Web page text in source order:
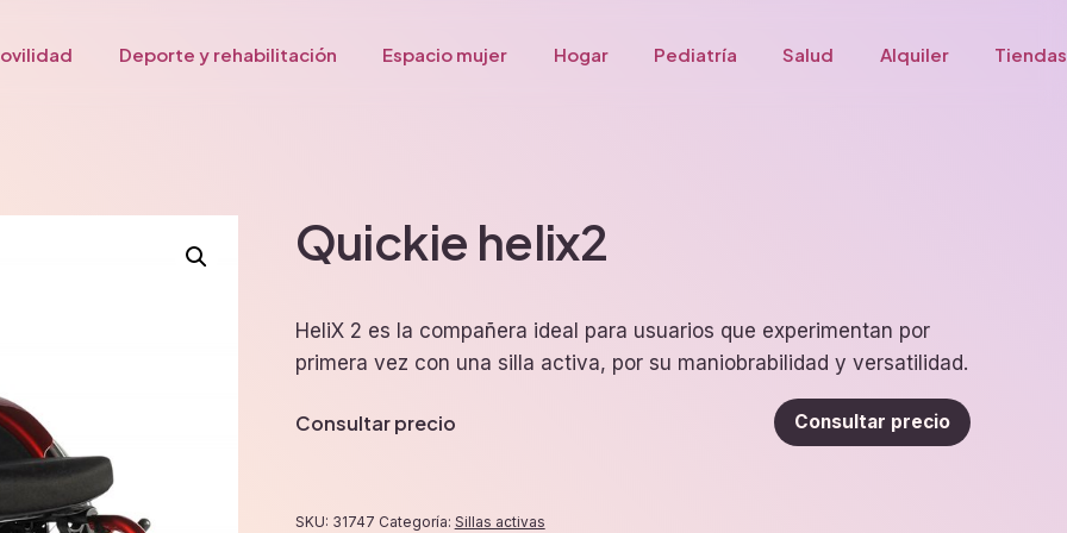
Deporte y rehabilitación Espacio mujer Hogar Pediatría Salud Alquiler Tiendas
Quickie helix2
HeliX 2 es la compañera ideal para usuarios que experimentan por
primera vez con una silla activa, por su maniobrabilidad y versatilidad.
Consultar precio Consultar precio
SKU: 31747 Categoría: Sillas activas